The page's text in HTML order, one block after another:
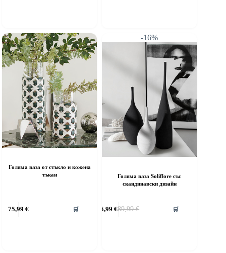
Голяма ваза от стъкло и кожена
тъкан
75,99 € 🛒
-16%
Голяма ваза Soliflore със
скандинавски дизайн
89,99€
Original
75,99€Текущата
🛒